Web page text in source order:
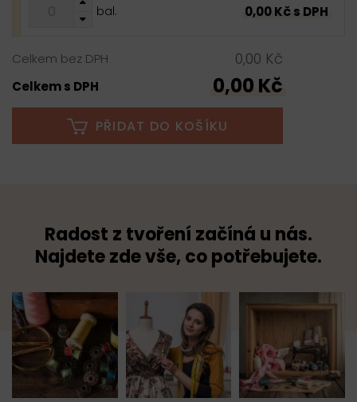
bal. 0,00 Kč s DPH
Celkem bez DPH 0,00 Kč
Celkem s DPH 0,00 Kč
PŘIDAT DO KOŠÍKU
Radost z tvoření začíná u nás.
Najdete zde vše, co potřebujete.